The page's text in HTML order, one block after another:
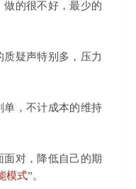
做的很不好，最少的
疑声特别多，压力
单，不计成本的维持
对，降低自己的期
模式”。